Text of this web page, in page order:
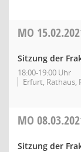
MO
Sitzung der
18:00-19:00 Uhr
Erfurt, Rathaus,
MO
Sitzung der